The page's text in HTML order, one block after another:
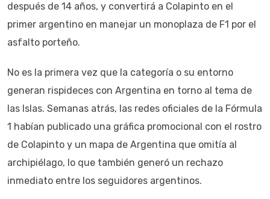
después de 14 años, y convertirá a Colapinto en el
primer argentino en manejar un monoplaza de F1 por el
asfalto porteño.
No es la primera vez que la categoría o su entorno
generan rispideces con Argentina en torno al tema de
las Islas. Semanas atrás, las redes oficiales de la Fórmula
1 habían publicado una gráfica promocional con el rostro
de Colapinto y un mapa de Argentina que omitía al
archipiélago, lo que también generó un rechazo
inmediato entre los seguidores argentinos.